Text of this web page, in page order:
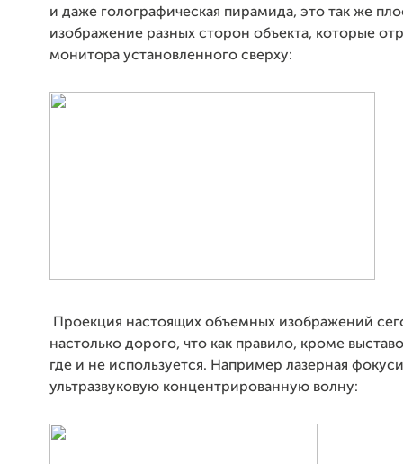
и даже голографическая пирамида, это так же
изображение разных сторон объекта, которые
монитора установленного сверху:
Проекция настоящих объемных изображений
настолько дорого, что как правило, кроме
где и не используется. Например лазерная
ультразвуковую концентрированную волну: